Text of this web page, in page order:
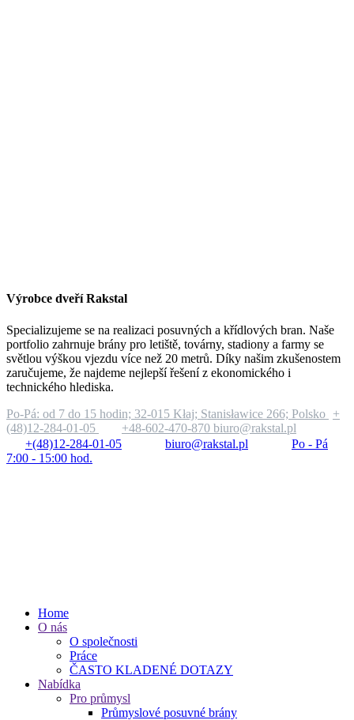
Výrobce dveří Rakstal
Specializujeme se na realizaci posuvných a křídlových bran. Naše
portfolio zahrnuje brány pro letiště, továrny, stadiony a farmy se
světlou výškou vjezdu více než 20 metrů. Díky našim zkušenostem
zaručujeme, že najdeme nejlepší řešení z ekonomického i
technického hlediska.
Po-Pá: od 7 do 15 hodin; 32-015 Kłaj; Stanisławice 266; Polsko +
(48)12-284-01-05
+48-602-470-870 biuro@rakstal.pl
+(48)12-284-01-05
biuro@rakstal.pl
Po - Pá
7:00 - 15:00 hod.
Home
O nás
O společnosti
Práce
ČASTO KLADENÉ DOTAZY
Nabídka
Pro průmysl
Průmyslové posuvné brány